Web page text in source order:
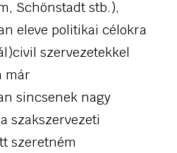
Schönstadt stb.),
eleve politikai célokra
szervezetekkel
már
sincsenek nagy
szakszervezeti
szeretném